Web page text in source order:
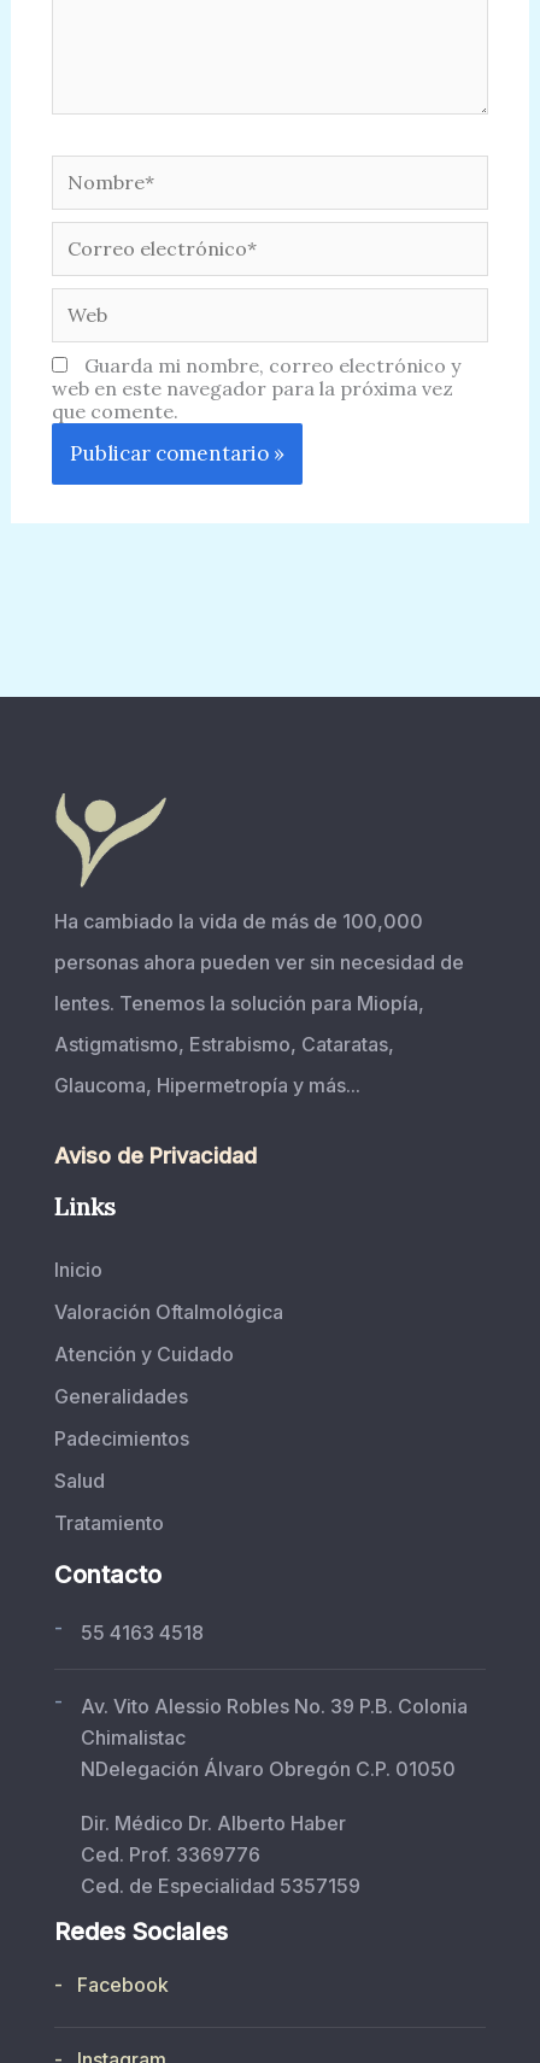
electrónico*
Guarda mi nombre, correo electrónico y
web en este navegador para la próxima vez
que comente.
Ha cambiado la vida de más de 100,000
personas ahora pueden ver sin necesidad de
lentes. Tenemos la solución para Miopía,
Astigmatismo, Estrabismo, Cataratas,
Glaucoma, Hipermetropía y más...
Aviso de Privacidad
Links
Inicio
Valoración Oftalmológica
Atención y Cuidado
Generalidades
Padecimientos
Salud
Tratamiento
Contacto
- 55 4163 4518
-
Av. Vito Alessio Robles No. 39 P.B. Colonia
Chimalistac
NDelegación Álvaro Obregón C.P. 01050
Dir. Médico Dr. Alberto Haber
Ced. Prof. 3369776
Ced. de Especialidad 5357159
Redes Sociales
- Facebook